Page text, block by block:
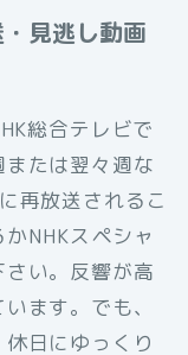
見逃し動画
総合テレビで
たは翌々週な
再放送されるこ
NHKスペシャ
さい。反響が高
ます。でも、
日にゆっくり